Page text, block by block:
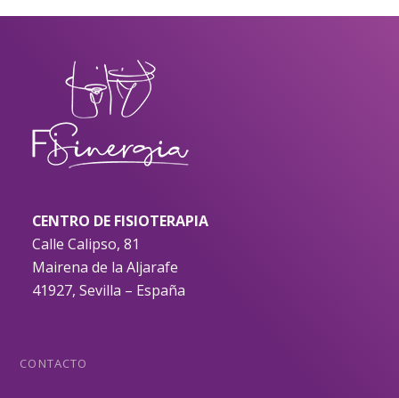
CENTRO DE FISIOTERAPIA
Calle Calipso, 81
Mairena de la Aljarafe
41927, Sevilla – España
CONTACTO